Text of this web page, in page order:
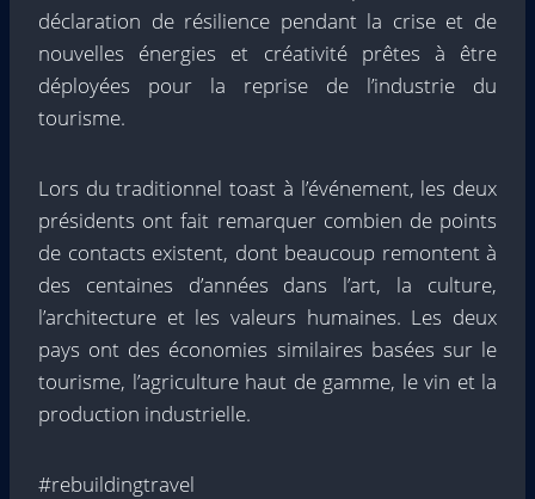
déclaration de résilience pendant la crise et de
nouvelles énergies et créativité prêtes à être
déployées pour la reprise de l’industrie du
tourisme.
Lors du traditionnel toast à l’événement, les deux
présidents ont fait remarquer combien de points
de contacts existent, dont beaucoup remontent à
des centaines d’années dans l’art, la culture,
l’architecture et les valeurs humaines. Les deux
pays ont des économies similaires basées sur le
tourisme, l’agriculture haut de gamme, le vin et la
production industrielle.
#rebuildingtravel